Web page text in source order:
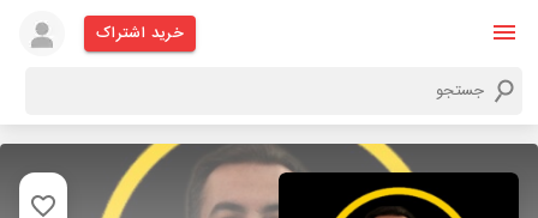
خرید اشتراک